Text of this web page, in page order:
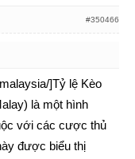
#350466
]Tỷ lệ Kèo
là một hình
với các cược thủ
được biểu thị